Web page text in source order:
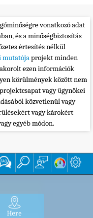
vonatkozó adat
és a minőségbiztosítás
értesítés nélkül
mutatójaprojekt minden
ezen információk
körülmények között nem
vagy ügynökei
közvetlenül vagy
vagy károkért
egyéb módon.
Here